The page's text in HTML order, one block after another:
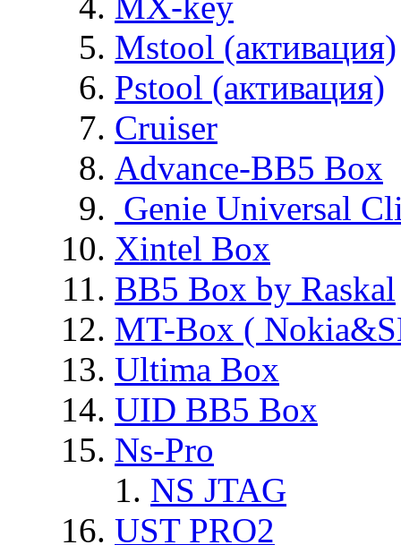
Mstool (активация)
Pstool (активация)
Cruiser
Advance-BB5 Box
Genie Universal
Xintel Box
BB5 Box by Raskal
MT-Box (
Ultima Box
UID BB5 Box
Ns-Pro
NS JTAG
UST PRO2